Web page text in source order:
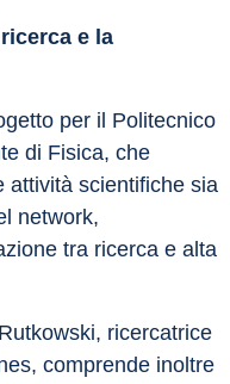
e la
per il Politecnico
di Fisica, che
attività scientifiche sia
network,
tra ricerca e alta
ricercatrice
comprende inoltre